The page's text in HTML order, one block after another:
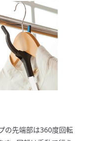
の先端部は360度回転